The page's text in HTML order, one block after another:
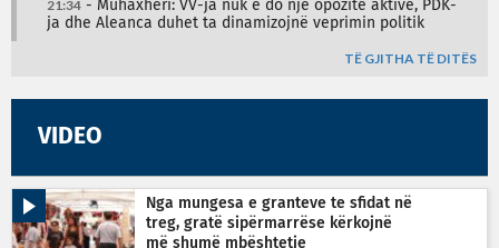
21:34 - Muhaxheri: VV-ja nuk e do një opozitë aktive, PDK-
ja dhe Aleanca duhet ta dinamizojnë veprimin politik
TË GJITHA TË DITËS
VIDEO
Nga mungesa e granteve te sfidat në
treg, gratë sipërmarrëse kërkojnë
më shumë mbështetje